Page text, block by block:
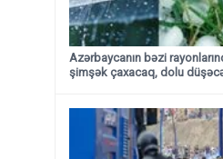
Azərbaycanın bəzi
şimşək çaxacaq, dolu